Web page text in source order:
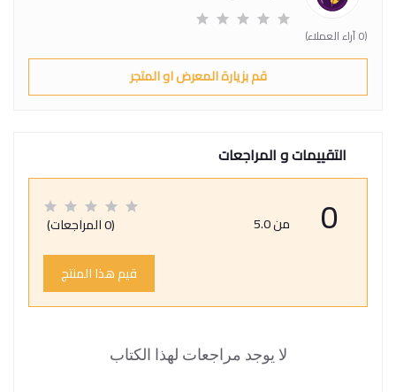
(0 آراء العملاء)
قم بزيارة المعرض او المتجر
التقييمات و المراجعات
0 من 5.0 (0 المراجعات)
قيم هذا المنتج
لا يوجد مراجعات لهذا الكتاب